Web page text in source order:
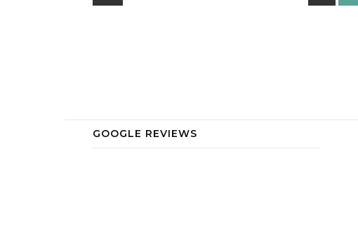
GOOGLE REVIEWS